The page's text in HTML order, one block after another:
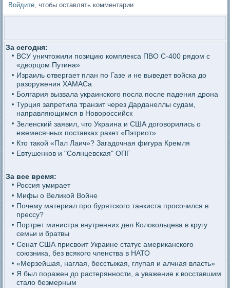
Войдите , чтобы оставлять комментарии
За сегодня:
ВСУ уничтожили позицию комплекса ПВО С-400 рядом с
«дворцом Путина»
Израиль отвергает план по Газе и не выведет войска до
разоружения ХАМАСа
Болгария вызвала украинского посла после падения дрона
Турция запретила транзит через Дарданеллы судам,
направляющимся в Новороссийск
Зеленский заявил, что Украина и США договорились о
ежемесячных поставках ракет «Пэтриот»
Кто такой «Пал Лаич»? Загадочная фигура Кремля
Евтушенков и "Солнцевская" ОПГ
За все время:
Россия умирает
Мифы о Великой Войне
Почему материал про бурятского танкиста просочился в
прессу?
Портрет министра внутренних дел Колокольцева в кругу
семьи и братвы
Сенат США присвоит Украине статус американского
союзника, без всякого членства в НАТО
«Мерзейшая, наглая, бесстыжая, глупая и алчная власть»
Я был поражен до растерянности, а уважение к восставшим
стало безмерным